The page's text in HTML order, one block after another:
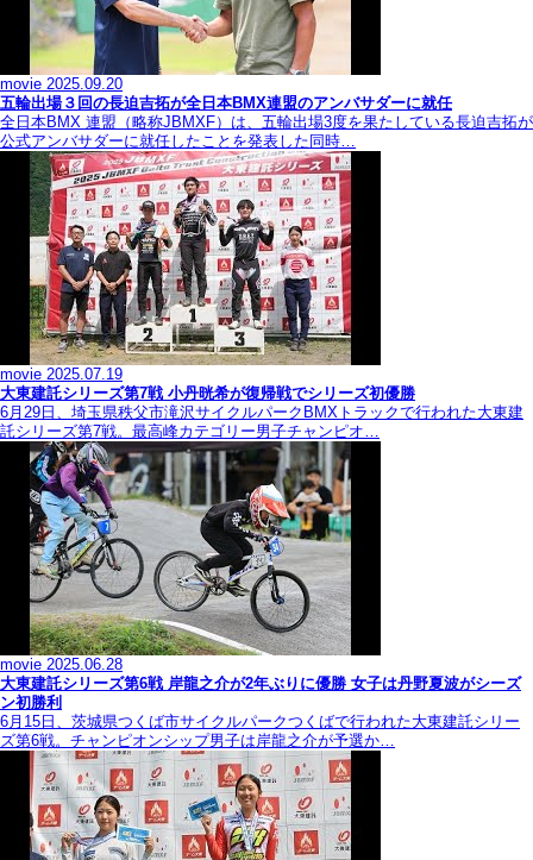
movie 2025.09.20
五輪出場３回の長迫吉拓が全日本BMX連盟のアンバサダーに就任
全日本BMX 連盟（略称JBMXF）は、五輪出場3度を果たしている長迫吉拓が
公式アンバサダーに就任したことを発表した同時…
movie 2025.07.19
大東建託シリーズ第7戦 ⼩丹晄希が復帰戦でシリーズ初優勝
6月29日、埼玉県秩父市滝沢サイクルパークBMXトラックで行われた大東建
託シリーズ第7戦。最高峰カテゴリー男子チャンピオ…
movie 2025.06.28
大東建託シリーズ第6戦 岸龍之介が2年ぶりに優勝 女子は丹野夏波がシーズ
ン初勝利
6月15日、茨城県つくば市サイクルパークつくばで行われた大東建託シリー
ズ第6戦。チャンピオンシップ男子は岸龍之介が予選か…